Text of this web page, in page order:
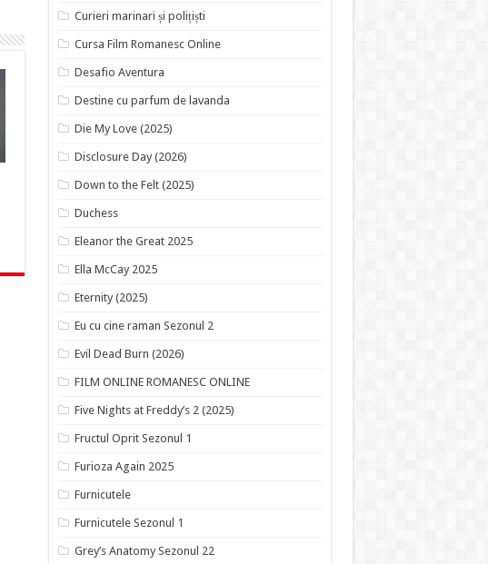
Curieri marinari și polițiști
Cursa Film Romanesc Online
Desafio Aventura
Destine cu parfum de lavanda
Die My Love (2025)
Disclosure Day (2026)
Down to the Felt (2025)
Duchess
Eleanor the Great 2025
Ella McCay 2025
Eternity (2025)
Eu cu cine raman Sezonul 2
Evil Dead Burn (2026)
FILM ONLINE ROMANESC ONLINE
Five Nights at Freddy’s 2 (2025)
Fructul Oprit Sezonul 1
Furioza Again 2025
Furnicutele
Furnicutele Sezonul 1
Grey’s Anatomy Sezonul 22